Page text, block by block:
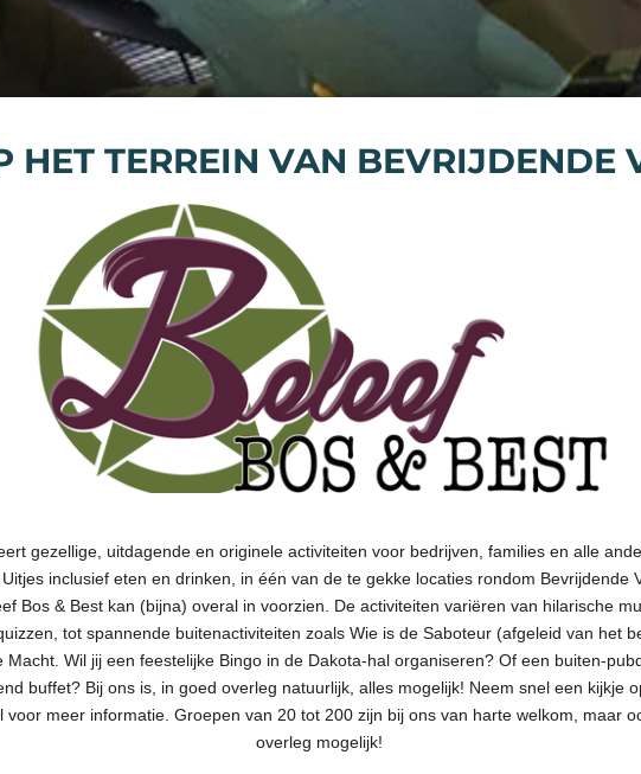
HET TERREIN VAN BEVRIJDENDE
gezellige, uitdagende en originele activiteiten voor bedrijven, families en alle
inclusief eten en drinken, in één van de te gekke locaties rondom Bevrijdende
Bos & Best kan (bijna) overal in voorzien. De activiteiten variëren van hilarische
tot spannende buitenactiviteiten zoals Wie is de Saboteur (afgeleid van het
Macht. Wil jij een feestelijke Bingo in de Dakota-hal organiseren? Of een buiten-
buffet? Bij ons is, in goed overleg natuurlijk, alles mogelijk! Neem snel een kijkje
voor meer informatie. Groepen van 20 tot 200 zijn bij ons van harte welkom, maar
overleg mogelijk!